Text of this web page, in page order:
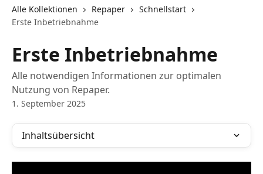
Alle Kollektionen Repaper
Schnellstart
Erste Inbetriebnahme
Erste Inbetriebnahme
Alle notwendigen Informationen zur optimalen
Nutzung von Repaper.
1. September 2025
Inhaltsübersicht